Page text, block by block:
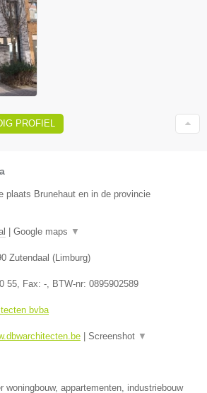
PROFIEL
plaats Brunehaut en in de provincie
Google maps ▼
Zutendaal (Limburg)
55, Fax: -, BTW-nr: 0895902589
bvba
Screenshot ▼
woningbouw, appartementen, industriebouw